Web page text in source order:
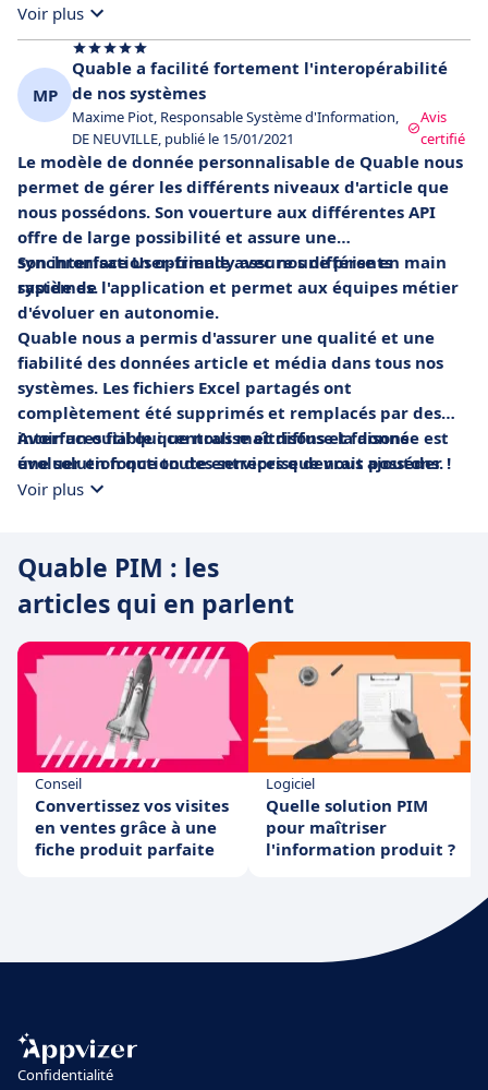
Voir plus
MP
Quable a facilité fortement l'interopérabilité
de nos systèmes
Maxime Piot, Responsable Système d'Information,
DE NEUVILLE, publié le 15/01/2021
Avis
certifié
Le modèle de donnée personnalisable de Quable nous
permet de gérer les différents niveaux d'article que
nous possédons. Son vouerture aux différentes API
offre de large possibilité et assure une
synchronisation optimale avec nos différents
systèmes.
Son interface User-friendy assure une prise en main
rapide de l'application et permet aux équipes métier
d'évoluer en autonomie.
Quable nous a permis d'assurer une qualité et une
fiabilité des données article et média dans tous nos
systèmes. Les fichiers Excel partagés ont
complètement été supprimés et remplacés par des
interfaces fiable que nous maîtrisons et faisons
évoluer en fonction des services que nous ajoutons.
Avoir un outil qui centralise et diffuse la donnée est
une solution que toute entreprise devrait posséder !
Voir plus
Quable PIM : les
articles qui en parlent
Conseil
Convertissez vos visites
en ventes grâce à une
fiche produit parfaite
Logiciel
Quelle solution PIM
pour maîtriser
l'information produit ?
Confidentialité